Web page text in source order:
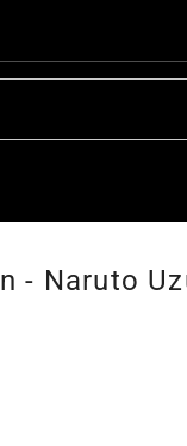
- Naruto